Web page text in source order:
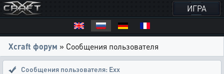
ИГРА
Xcraft форум » Сообщения пользователя
Сообщения пользователя: Exx